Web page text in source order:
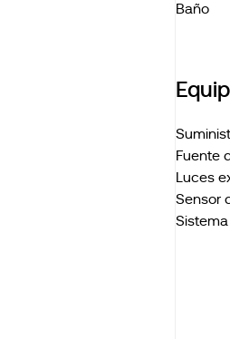
Baño
Fuente
Luces
Sensor